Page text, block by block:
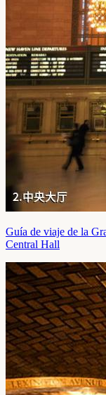
Guía de viaje de la
Central Hall